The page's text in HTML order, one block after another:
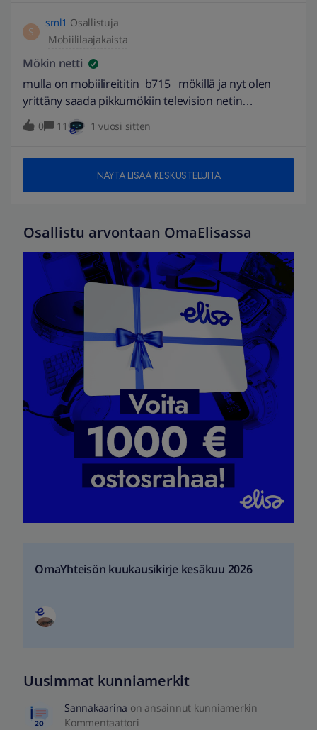
S
sml1 Osallistuja
Mobiililaajakaista
Mökin netti
mulla on mobiilireititin b715 mökillä ja nyt olen
yrittäny saada pikkumökiin television netin
näkymään mutta huonolla menstyksellä olisko
jollakin jotain neuvoja
0 11 1 vuosi sitten
NÄYTÄ LISÄÄ KESKUSTELUITA
Osallistu arvontaan OmaElisassa
OmaYhteisön kuukausikirje kesäkuu 2026
Uusimmat kunniamerkit
Sannakaarina on ansainnut kunniamerkin
Kommentaattori